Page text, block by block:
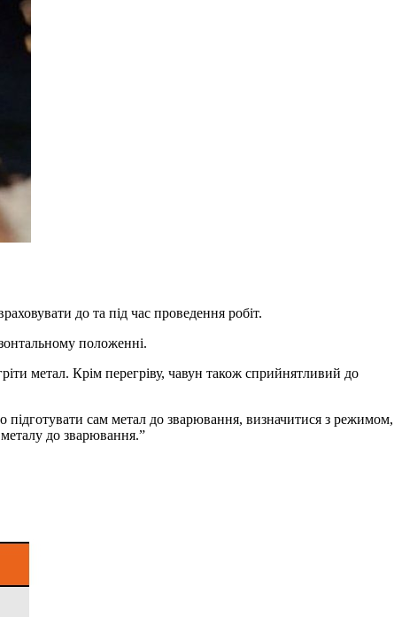
до та під час проведення робіт.
положенні.
метал. Крім перегріву, чавун також сприйнятливий до
підготувати сам метал до зварювання, визначитися з режимом,
до зварювання.”